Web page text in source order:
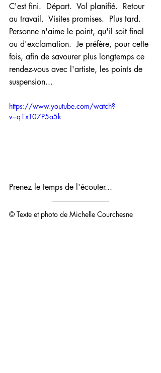
C'est fini.  Départ.  Vol planifié.  Retour
au travail.  Visites promises.  Plus tard.
Personne n'aime le point, qu'il soit final
ou d'exclamation.  Je préfère, pour cette
fois, afin de savourer plus longtemps ce
rendez-vous avec l'artiste, les points de
suspension...
https://www.youtube.com/watch?
v=q1xT07P5a5k
Prenez le temps de l'écouter...
© Texte et photo de Michelle Courchesne